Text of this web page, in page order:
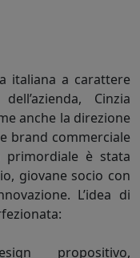
italiana a carattere
Cinzia
anche la direzione
brand commerciale
primordiale è stata
giovane socio con
L’idea di
propositivo,